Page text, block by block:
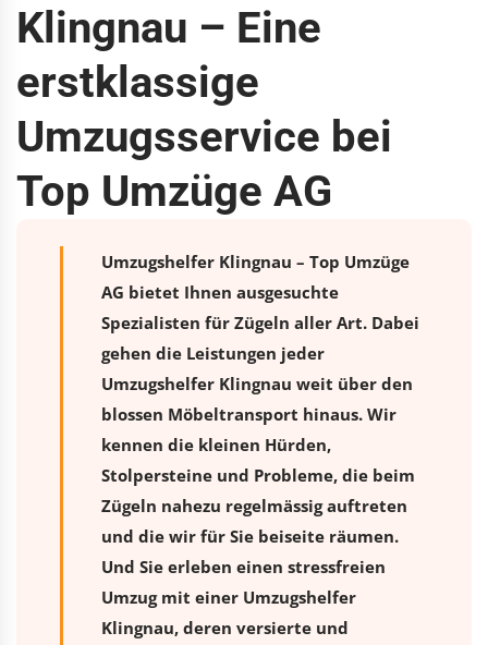
Klingnau – Eine
erstklassige
Umzugsservice bei
Top Umzüge AG
Umzugshelfer Klingnau – Top Umzüge
AG bietet Ihnen ausgesuchte
Spezialisten für Zügeln aller Art. Dabei
gehen die Leistungen jeder
Umzugshelfer Klingnau weit über den
blossen Möbeltransport hinaus. Wir
kennen die kleinen Hürden,
Stolpersteine und Probleme, die beim
Zügeln nahezu regelmässig auftreten
und die wir für Sie beiseite räumen.
Und Sie erleben einen stressfreien
Umzugmit einer Umzugshelfer
Klingnau, deren versierte und